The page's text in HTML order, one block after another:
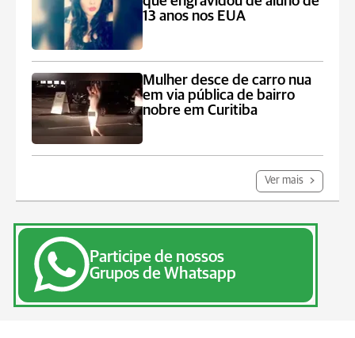
13 anos nos EUA
Mulher desce de carro nua
em via pública de bairro
nobre em Curitiba
Ver mais
Participe de nossos
Grupos de Whatsapp